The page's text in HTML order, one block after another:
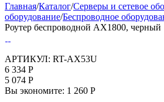
Главная/Каталог/Серверы и сетевое
оборудование/Беспроводное
Роутер беспроводной AX1800, черный
АРТИКУЛ: RT-AX53U
6 334 Р
5 074 Р
Вы экономите: 1 260 Р